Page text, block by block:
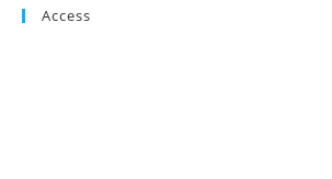
Access